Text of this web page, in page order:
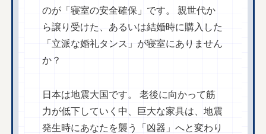
のが「寝室の安全確保」です。 親世代か
ら譲り受けた、あるいは結婚時に購入した
「立派な婚礼タンス」が寝室にありません
か？
日本は地震大国です。 老後に向かって筋
力が低下していく中、巨大な家具は、地震
発生時にあなたを襲う「凶器」へと変わり